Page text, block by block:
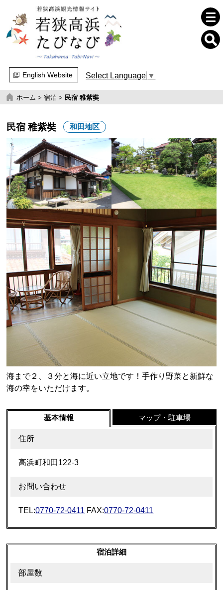
English Website Select Language ▼
ホーム >宿泊 > 民宿 稚紫奘
民宿 稚紫奘 和田地区
海まで２、３分と海に近い立地です！手作り野菜と新鮮な
海の幸をいただけます。
基本情報 マップ・駐車場
住所
高浜町和田122-3
お問い合わせ
TEL:0770-72-0411 FAX:0770-72-0411
宿泊詳細
部屋数